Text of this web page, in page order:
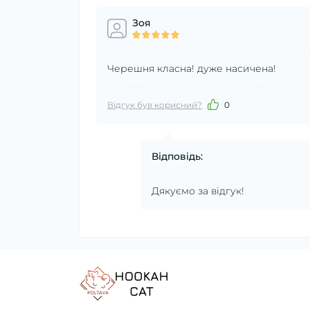
Зоя
Черешня класна! дуже насичена!
Відгук був корисний? 0
Відповідь:
Дякуємо за відгук!